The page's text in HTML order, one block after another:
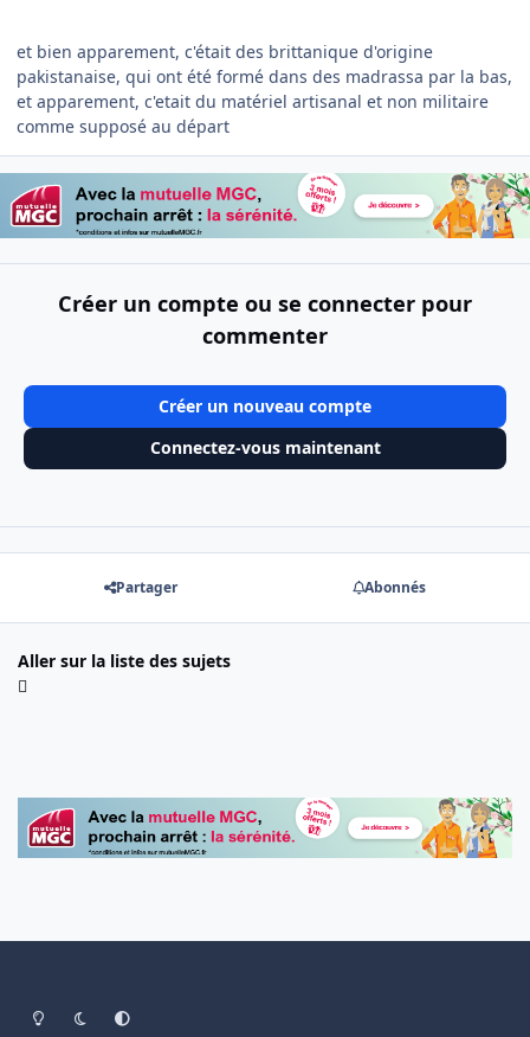
et bien apparement, c'était des brittanique d'origine
pakistanaise, qui ont été formé dans des madrassa par la bas,
et apparement, c'etait du matériel artisanal et non militaire
comme supposé au départ
Créer un compte ou se connecter pour
commenter
Créer un nouveau compte
Connectez-vous maintenant
Partager Abonnés
Aller sur la liste des sujets
Light ModeDark ModeSystem Preference